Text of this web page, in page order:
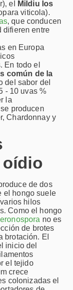
el
Mildiu los
viticola).
, que conducen
difieren entre
en Europa
En todo el
común de la
del sabor del
- 10 uvas %
la
producen
Chardonnay y
de dos
el hongo suele
hilos
Como el hongo
no es
de brotes
brotación. El
inicio del
el tejido
crece
colonizadas el